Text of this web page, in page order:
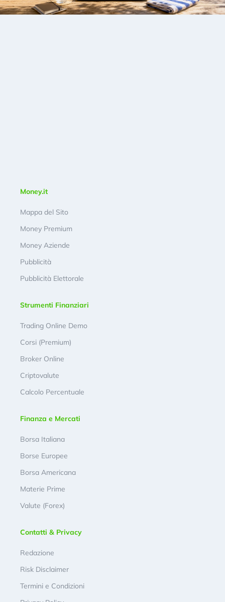
Money.it
Mappa del Sito
Money Premium
Money Aziende
Pubblicità
Pubblicità Elettorale
Strumenti Finanziari
Trading Online Demo
Corsi (Premium)
Broker Online
Criptovalute
Calcolo Percentuale
Finanza e Mercati
Borsa Italiana
Borse Europee
Borsa Americana
Materie Prime
Valute (Forex)
Contatti & Privacy
Redazione
Risk Disclaimer
Termini e Condizioni